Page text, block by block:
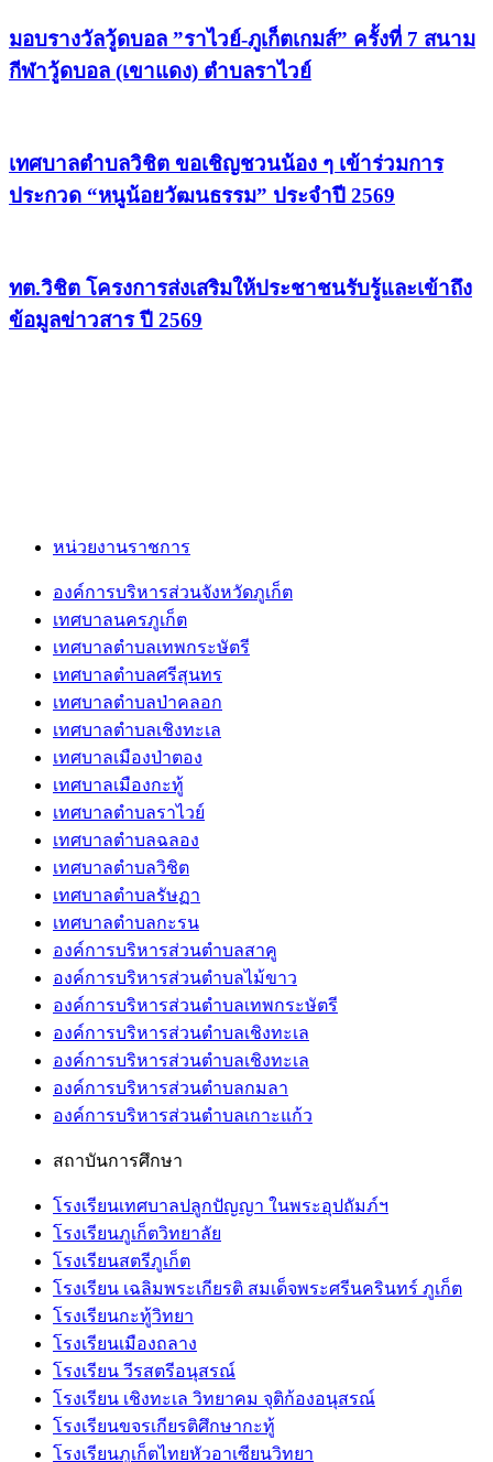
มอบรางวัลวู้ดบอล ”ราไวย์-ภูเก็ตเกมส์” ครั้งที่ 7 สนาม
กีฬาวู้ดบอล (เขาแดง) ตำบลราไวย์
เทศบาลตำบลวิชิต ขอเชิญชวนน้อง ๆ เข้าร่วมการ
ประกวด “หนูน้อยวัฒนธรรม” ประจำปี 2569
ทต.วิชิต โครงการส่งเสริมให้ประชาชนรับรู้และเข้าถึง
ข้อมูลข่าวสาร ปี 2569
หน่วยงานราชการ
องค์การบริหารส่วนจังหวัดภูเก็ต
เทศบาลนครภูเก็ต
เทศบาลตำบลเทพกระษัตรี
เทศบาลตำบลศรีสุนทร
เทศบาลตำบลป่าคลอก
เทศบาลตำบลเชิงทะเล
เทศบาลเมืองป่าตอง
เทศบาลเมืองกะทู้
เทศบาลตำบลราไวย์
เทศบาลตำบลฉลอง
เทศบาลตำบลวิชิต
เทศบาลตำบลรัษฏา
เทศบาลตำบลกะรน
องค์การบริหารส่วนตำบลสาคู
องค์การบริหารส่วนตำบลไม้ขาว
องค์การบริหารส่วนตำบลเทพกระษัตรี
องค์การบริหารส่วนตำบลเชิงทะเล
องค์การบริหารส่วนตำบลเชิงทะเล
องค์การบริหารส่วนตำบลกมลา
องค์การบริหารส่วนตำบลเกาะแก้ว
สถาบันการศึกษา
โรงเรียนเทศบาลปลูกปัญญา ในพระอุปถัมภ์ฯ
โรงเรียนภูเก็ตวิทยาลัย
โรงเรียนสตรีภูเก็ต
โรงเรียน เฉลิมพระเกียรติ สมเด็จพระศรีนครินทร์ ภูเก็ต
โรงเรียนกะทู้วิทยา
โรงเรียนเมืองถลาง
โรงเรียน วีรสตรีอนุสรณ์
โรงเรียน เชิงทะเล วิทยาคม จุติก้องอนุสรณ์
โรงเรียนขจรเกียรติศึกษากะทู้
โรงเรียนภูเก็ตไทยหัวอาเซียนวิทยา